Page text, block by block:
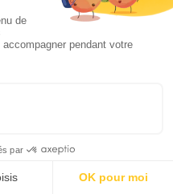
4 000 photographes,
la France. Cherchez,
disponibles autour du lieu
avec vos attentes.
coût des services du